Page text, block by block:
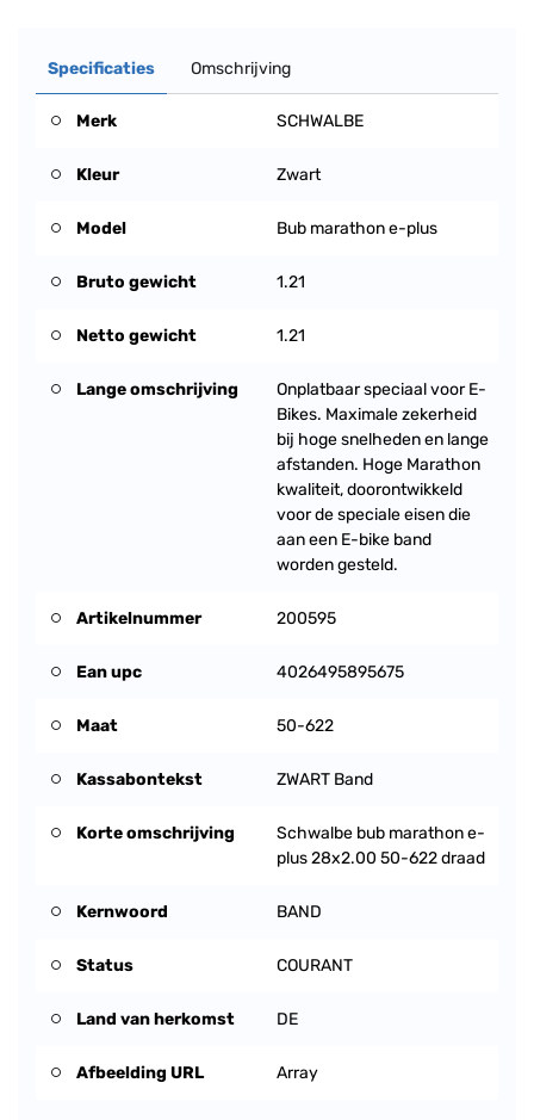
Specificaties Omschrijving
Merk SCHWALBE
Kleur Zwart
Model Bub marathon e-plus
Bruto gewicht 1.21
Netto gewicht 1.21
Lange omschrijving
Onplatbaar speciaal voor E-
Bikes. Maximale zekerheid
bij hoge snelheden en lange
afstanden. Hoge Marathon
kwaliteit, doorontwikkeld
voor de speciale eisen die
aan een E-bike band
worden gesteld.
Artikelnummer 200595
Ean upc 4026495895675
Maat 50-622
Kassabontekst ZWART Band
Korte omschrijving
Schwalbe bub marathon e-
plus 28x2.00 50-622 draad
Kernwoord BAND
Status COURANT
Land van herkomst DE
Afbeelding URL Array